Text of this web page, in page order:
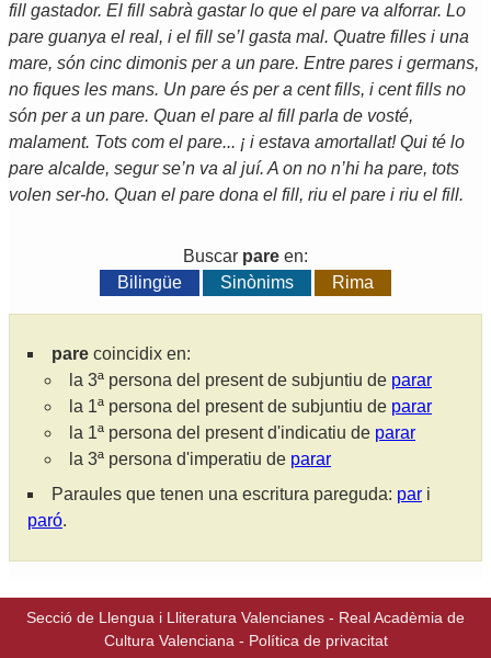
fill gastador. El fill sabrà gastar lo que el pare va alforrar. Lo
pare guanya el real, i el fill se’l gasta mal. Quatre filles i una
mare, són cinc dimonis per a un pare. Entre pares i germans,
no fiques les mans. Un pare és per a cent fills, i cent fills no
són per a un pare. Quan el pare al fill parla de vosté,
malament. Tots com el pare... ¡ i estava amortallat! Qui té lo
pare alcalde, segur se’n va al juí. A on no n’hi ha pare, tots
volen ser-ho. Quan el pare dona el fill, riu el pare i riu el fill.
Buscar pare en:
Bilingüe
Sinònims Rima
pare coincidix en:
la 3ª persona del present de subjuntiu de parar
la 1ª persona del present de subjuntiu de parar
la 1ª persona del present d'indicatiu de parar
la 3ª persona d'imperatiu de parar
Paraules que tenen una escritura pareguda: par i
paró.
Secció de Llengua i Lliteratura Valencianes - Real Acadèmia de
Cultura Valenciana - Política de privacitat